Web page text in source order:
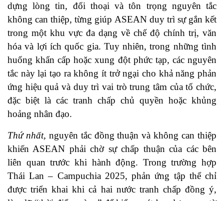
dựng lòng tin, đối thoại và tôn trọng nguyên tắc
không can thiệp, từng giúp ASEAN duy trì sự gắn kết
trong một khu vực đa dạng về chế độ chính trị, văn
hóa và lợi ích quốc gia. Tuy nhiên, trong những tình
huống khẩn cấp hoặc xung đột phức tạp, các nguyên
tắc này lại tạo ra không ít trở ngại cho khả năng phản
ứng hiệu quả và duy trì vai trò trung tâm của tổ chức,
đặc biệt là các tranh chấp chủ quyền hoặc khủng
hoảng nhân đạo.
Thứ nhất, nguyên tắc đồng thuận và không can thiệp
khiến ASEAN phải chờ sự chấp thuận của các bên
liên quan trước khi hành động. Trong trường hợp
Thái Lan – Campuchia 2025, phản ứng tập thể chỉ
được triển khai khi cả hai nước tranh chấp đồng ý,